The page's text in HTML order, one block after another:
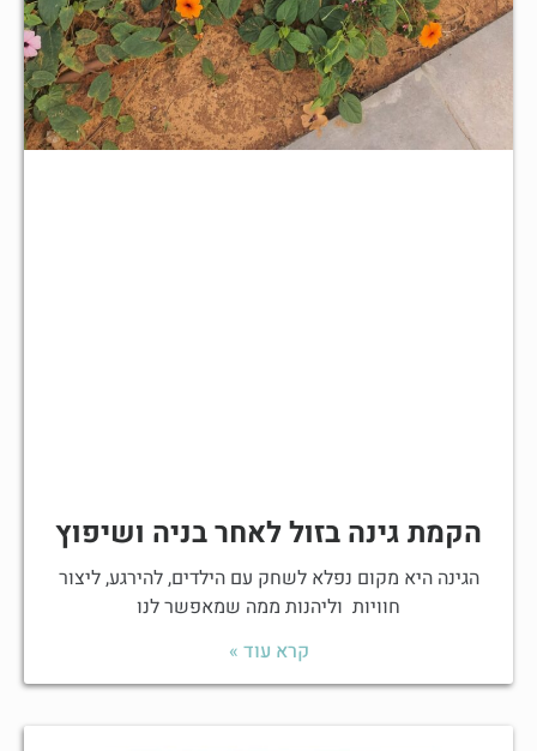
הקמת גינה בזול לאחר בניה ושיפוץ
הגינה היא מקום נפלא לשחק עם הילדים, להירגע, ליצור
חוויות וליהנות ממה שמאפשר לנו
קרא עוד »